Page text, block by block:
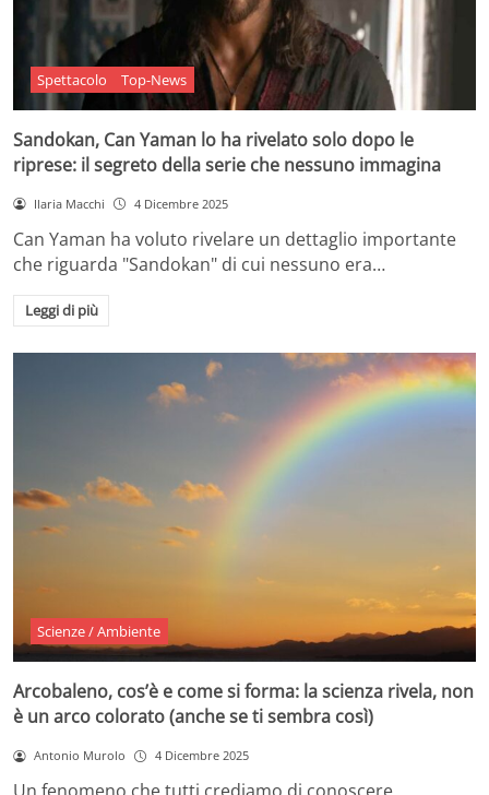
Spettacolo Top-News
Sandokan, Can Yaman lo ha rivelato solo dopo le
riprese: il segreto della serie che nessuno immagina
Ilaria Macchi 4 Dicembre 2025
Can Yaman ha voluto rivelare un dettaglio importante
che riguarda "Sandokan" di cui nessuno era…
Leggi di più
Scienze / Ambiente
Arcobaleno, cos’è e come si forma: la scienza rivela, non
è un arco colorato (anche se ti sembra così)
Antonio Murolo 4 Dicembre 2025